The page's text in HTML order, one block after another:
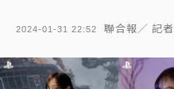
2024-01-31 22:52 聯合報／ 記者